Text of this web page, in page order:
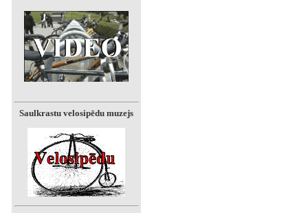
Saulkrastu velosipēdu muzejs